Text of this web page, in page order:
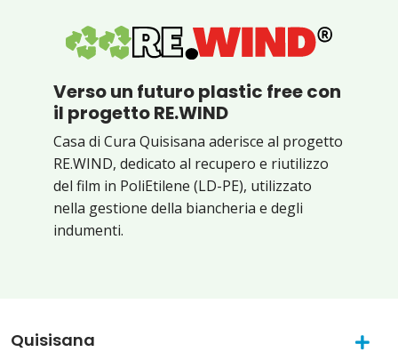
Verso un futuro plastic free con
il progetto RE.WIND
Casa di Cura Quisisana aderisce al progetto
RE.WIND, dedicato al recupero e riutilizzo
del film in PoliEtilene (LD-PE), utilizzato
nella gestione della biancheria e degli
indumenti.
Quisisana